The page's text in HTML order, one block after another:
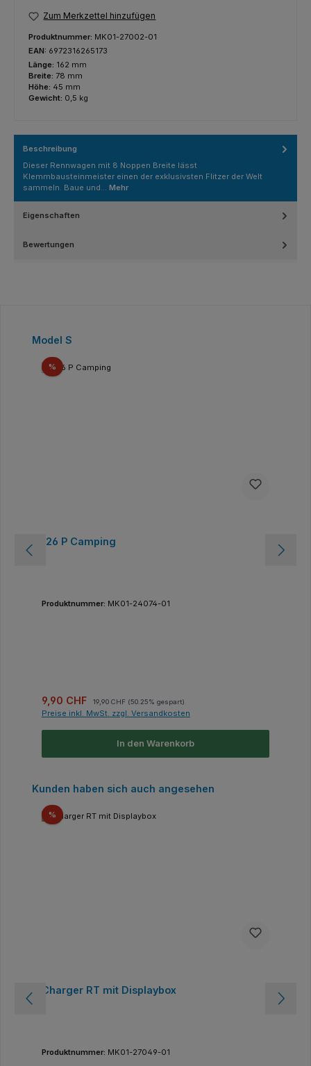
Zum Merkzettel hinzufügen
Produktnummer: MK01-27002-01
EAN: 6972316265173
Länge: 162 mm
Breite: 78 mm
Höhe: 45 mm
Gewicht: 0,5 kg
Beschreibung
Dieser Rennwagen mit 8 Noppen Breite lässt
Klemmbausteinmeister einen der exklusivsten Flitzer der Welt
sammeln. Baue und… Mehr
Eigenschaften
Bewertungen
Produktgalerie überspringen
Model S
%Rabatt
126 P Camping
Produktnummer: MK01-24074-01
Verkaufspreis:
9,90 CHF 19,90 CHF (50.25% gespart)
Preise inkl. MwSt. zzgl. Versandkosten
In den Warenkorb
Produktgalerie überspringen
Kunden haben sich auch angesehen
%Rabatt
Charger RT mit Displaybox
Produktnummer: MK01-27049-01